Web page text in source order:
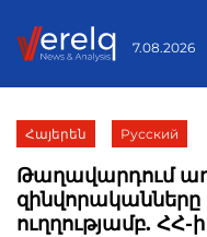
7.08.2026
Հայերեն Русский
Թաղավարդում
ուղղությամբ.